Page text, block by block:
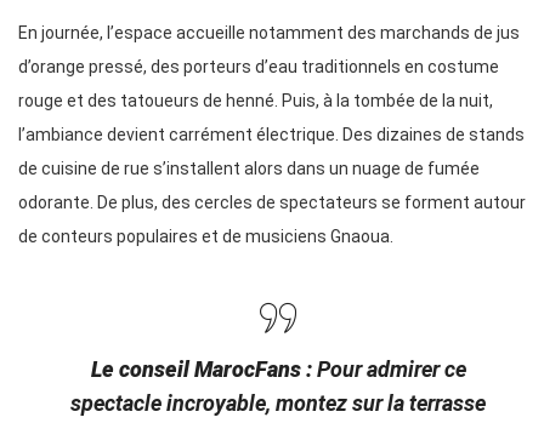
En journée, l’espace accueille notamment des marchands de jus
d’orange pressé, des porteurs d’eau traditionnels en costume
rouge et des tatoueurs de henné. Puis, à la tombée de la nuit,
l’ambiance devient carrément électrique. Des dizaines de stands
de cuisine de rue s’installent alors dans un nuage de fumée
odorante. De plus, des cercles de spectateurs se forment autour
de conteurs populaires et de musiciens Gnaoua.
Le conseil MarocFans :Pour admirer ce
spectacle incroyable, montez sur la terrasse